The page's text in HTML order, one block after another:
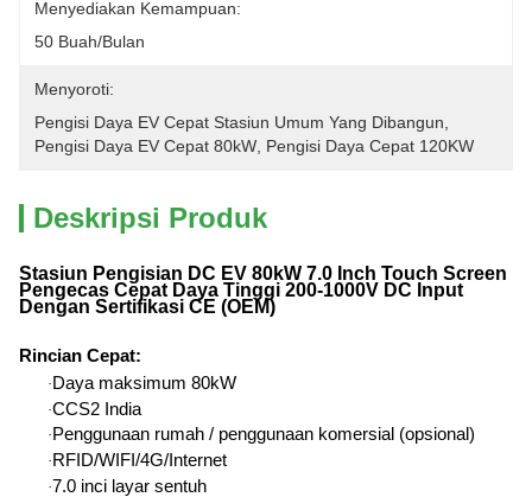
Menyediakan Kemampuan:
50 Buah/bulan
Menyoroti:
Pengisi Daya EV Cepat Stasiun Umum Yang Dibangun
Pengisi Daya EV Cepat 80kW Pengisi Daya Cepat 120KW
Deskripsi Produk
Stasiun Pengisian DC EV 80kW 7.0 Inch Touch Screen
Pengecas Cepat Daya Tinggi 200-1000V DC Input
Dengan Sertifikasi CE (OEM)
Rincian Cepat:
· Daya maksimum 80kW
·CCS2 India
· Penggunaan rumah / penggunaan komersial (opsional)
· RFID/WIFI/4G/Internet
·7.0 inci layar sentuh